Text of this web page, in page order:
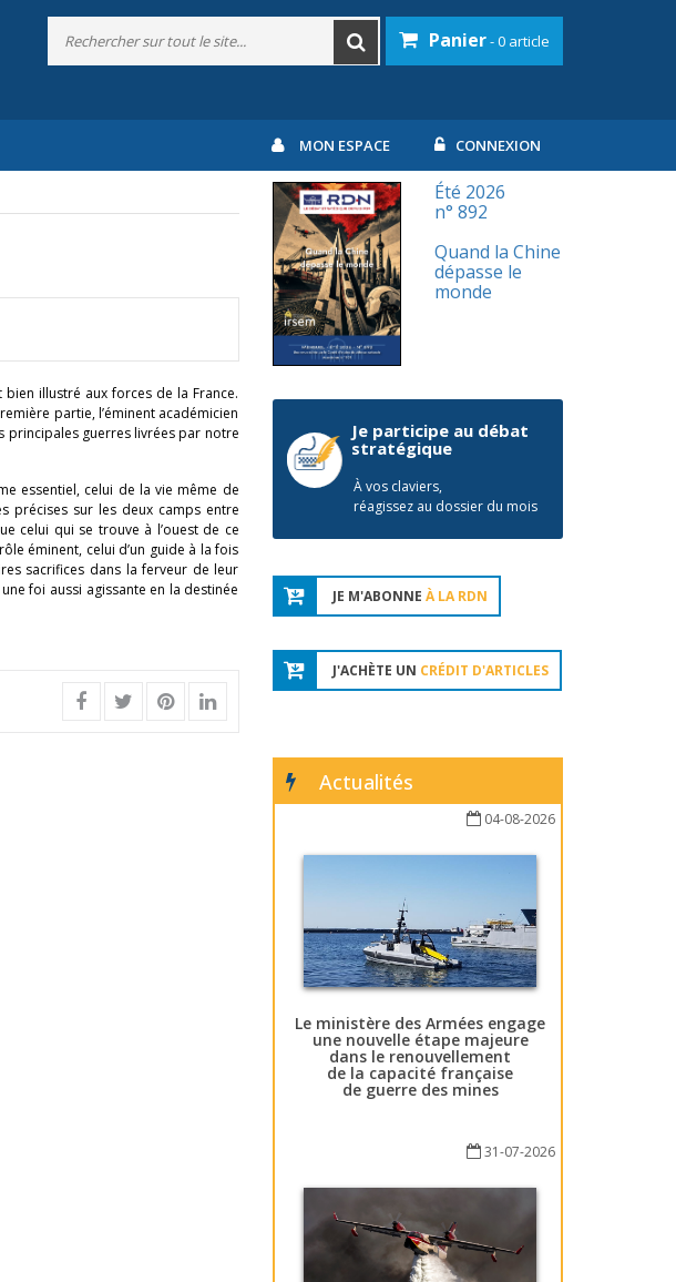
Panier- 0 article
MON ESPACE CONNEXION
illustré aux forces de la France.
partie, l’éminent académicien
principales guerres livrées par notre
essentiel, celui de la vie même de
précises sur les deux camps entre
celui qui se trouve à l’ouest de ce
éminent, celui d’un guide à la fois
sacrifices dans la ferveur de leur
foi aussi agissante en la destinée
Été 2026
n° 892
Quand la Chine
dépasse le
monde
Je participe au débat
stratégique
À vos claviers,
réagissez au dossier du mois
JE M'ABONNE À LA RDN
J'ACHÈTE UN CRÉDIT D'ARTICLES
Actualités
04-08-2026
Le ministère des Armées engage
une nouvelle étape majeure
dans le renouvellement
de la capacité française
de guerre des mines
31-07-2026